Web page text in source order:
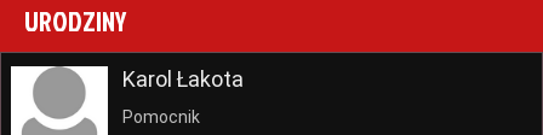
URODZINY
Karol Łakota
Pomocnik